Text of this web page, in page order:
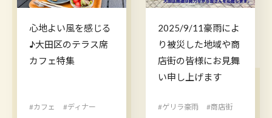
心地よい風を感じる
♪大田区のテラス席
カフェ特集
#カフェ
#ディナー
2025/9/11豪雨によ
り被災した地域や商
店街の皆様にお見舞
い申し上げます
#ゲリラ豪雨
#商店街